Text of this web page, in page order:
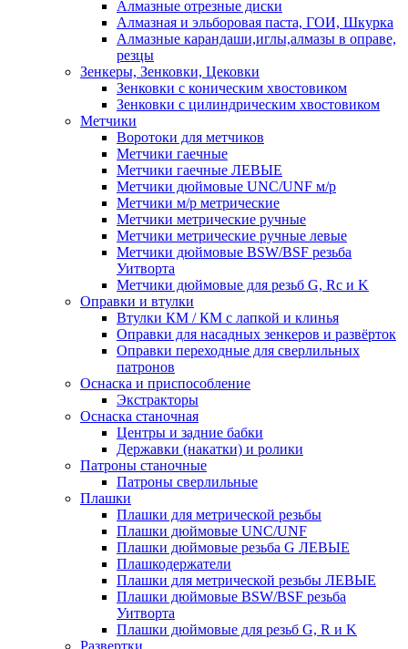
Алмазные отрезные диски
Алмазная и эльборовая паста, ГОИ, Шкурка
Алмазные карандаши,иглы,алмазы в оправе,
резцы
Зенкеры, Зенковки, Цековки
Зенковки с коническим хвостовиком
Зенковки с цилиндрическим хвостовиком
Метчики
Воротоки для метчиков
Метчики гаечные
Метчики гаечные ЛЕВЫЕ
Метчики дюймовые UNC/UNF м/р
Метчики м/р метрические
Метчики метрические ручные
Метчики метрические ручные левые
Метчики дюймовые BSW/BSF резьба
Уитворта
Метчики дюймовые для резьб G, Rc и K
Оправки и втулки
Втулки КМ / КМ с лапкой и клинья
Оправки для насадных зенкеров и развёрток
Оправки переходные для сверлильных
патронов
Оснаска и приспособление
Экстракторы
Оснаска станочная
Центры и задние бабки
Державки (накатки) и ролики
Патроны станочные
Патроны сверлильные
Плашки
Плашки для метрической резьбы
Плашки дюймовые UNC/UNF
Плашки дюймовые резьба G ЛЕВЫЕ
Плашкодержатели
Плашки для метрической резьбы ЛЕВЫЕ
Плашки дюймовые BSW/BSF резьба
Уитворта
Плашки дюймовые для резьб G, R и K
Развертки